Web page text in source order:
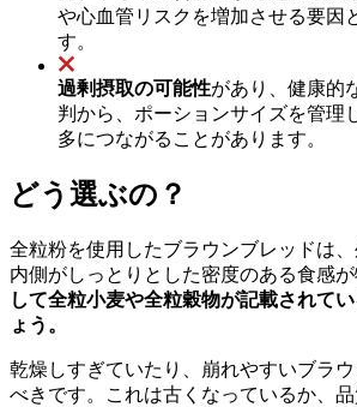
や心血管リスクを増加させる要因
す。
過剰摂取の可能性があり、健康的
判から、ポーションサイズを管理
多につながることがあります。
どう選ぶの？
全粒粉を使用したブラウンブレッドは、
内側がしっとりとした密度のある食感が
して全粒小麦や全粒穀物が記載されて
ょう。
乾燥しすぎていたり、崩れやすいブラ
べきです。これは古くなっているか、